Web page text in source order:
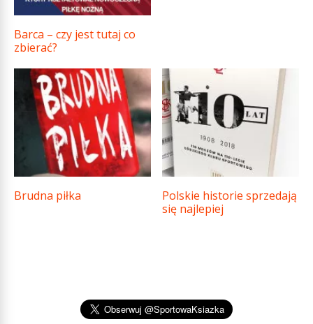
Barca – czy jest tutaj co
zbierać?
Brudna piłka
Polskie historie sprzedają
się najlepiej